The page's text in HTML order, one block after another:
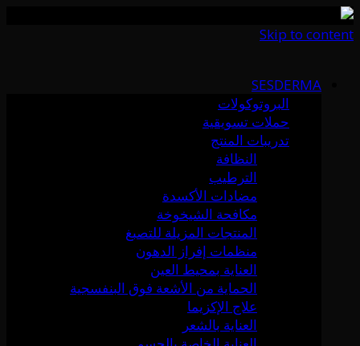
Skip to content
SESDERMA
البروتوكولات
حملات تسويقية
تدريبات المنتج
النظافة
الترطيب
مضادات الأكسدة
مكافحة الشيخوخة
المنتجات المزيلة للتصبغ
منظمات إفراز الدهون
العناية بمحيط العين
الحماية من الأشعة فوق البنفسجية
علاج الإكزيما
العناية بالشعر